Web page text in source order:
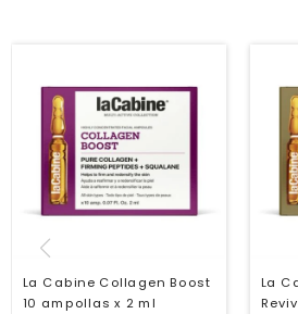
La Cabine Collagen Boost
10 ampollas x 2 ml
La